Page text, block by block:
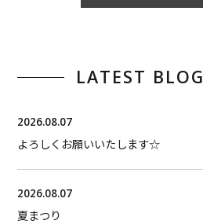
LATEST BLOG
2026.08.07
よろしくお願いいたします☆
2026.08.07
夏まつり